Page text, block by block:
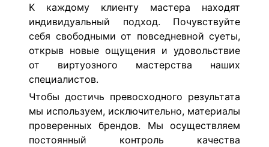
К каждому клиенту мастера находят
индивидуальный подход. Почувствуйте
себя свободными от повседневной суеты,
открыв новые ощущения и удовольствие
от виртуозного мастерства наших
специалистов.
Чтобы достичь превосходного результата
мы используем, исключительно, материалы
проверенных брендов. Мы осуществляем
постоянный контроль качества